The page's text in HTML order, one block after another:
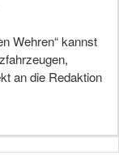
Wehren“ kannst
an die Redaktion